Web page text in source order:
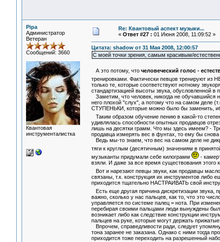
Pipa
Администратор
Ветеран
Сообщений: 3660
Квантовая
инструменталистка
Re: Квантовый аспект музыки...
« Ответ #27 : 01 Июня 2008, 11:09:52 »
Цитата: shadow от 31 Мая 2008, 12:00:57
С моей точки зрения, самым красивым/
А это потому, что человеческий голос -
тренировками. Фактически певцов тренируют
только те, которые соответствуют нотному
стандартизацией высоты звука, обусловленной в
Заметим, что человек, никогда не обучавшийся
него плохой "слух", а потому что на самом деле
СТУПЕНЬКИ, которые можно было бы заменить,
Таким образом обучение пению в какой-то
удивлялась способности опытных продавцов
лишь на десятки грамм. Что мы здесь имеем? -
продавца измерять вес в фунтах, то ему бы
Ведь мы-то знаем, что вес на самом деле не
тяги к круглым (десятичным) значениям в
музыканты придумали себе килограмм
-
взяли. И даже за все время существования этого
Вот и нарезают певцы звуки, как продавцы
связаны, т.к. конструкция их инструментов либо
приходится тщательно НАСТРАИВАТЬ свой
Есть еще другая причина дискретизации звука,
важно, сколько у нас пальцев, как то, что это
управляется по системе палец = нота. При
перебирая своими пальцами люди вынуждены
возникает либо как следствие конструкции
пальцев на руке, которые могут держать
Впрочем, справедливости ради, следует
тона заранее не заказана. Однако с ними тогда
приходится тоже переходить на разрешенный